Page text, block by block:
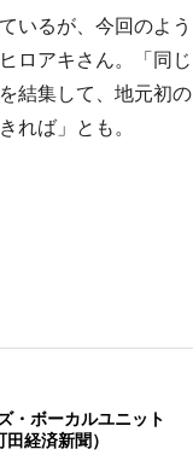
いるが、今回のよう
ロアキさん。「同じ
結集して、地元初の
れば」とも。
・ボーカルユニット
経済新聞）